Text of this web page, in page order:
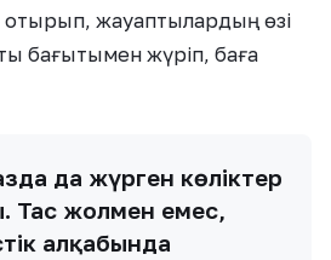
отырып, жауаптылардың өзі
бағытымен жүріп, баға
да жүрген көліктер
Тас жолмен емес,
алқабында